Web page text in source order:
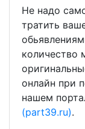
Не надо
тратить
количество
онлайн при
нашем
(part39.ru).